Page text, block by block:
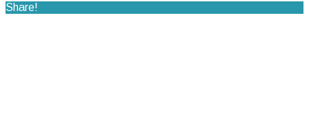
Share!